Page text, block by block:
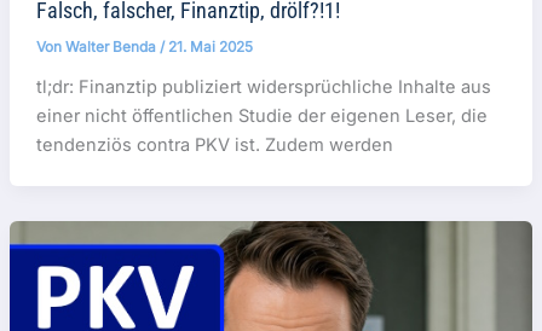
Falsch, falscher, Finanztip, drölf?!1!
Von Walter Benda / 21. Mai 2025
tl;dr: Finanztip publiziert widersprüchliche Inhalte aus
einer nicht öffentlichen Studie der eigenen Leser, die
tendenziös contra PKV ist. Zudem werden